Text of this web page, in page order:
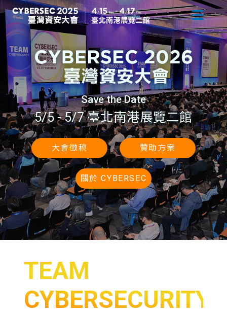
Save the Date
5/5 - 5/7 臺北南港展覽二館
大會徵稿 贊助方案
關於 CYBERSEC
TEAM
CYBERSECURITY